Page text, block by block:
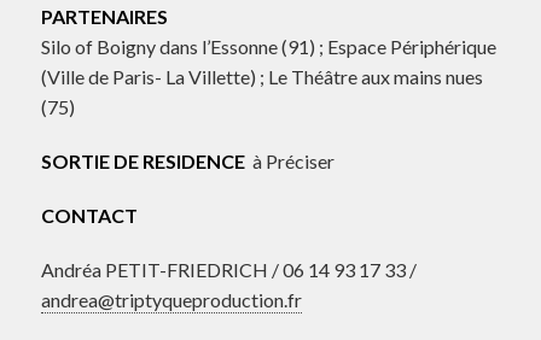
PARTENAIRES
Silo of Boigny dans l’Essonne (91) ; Espace Périphérique
(Ville de Paris- La Villette) ; Le Théâtre aux mains nues
(75)
SORTIE DE RESIDENCE à Préciser
CONTACT
Andréa PETIT-FRIEDRICH / 06 14 93 17 33 /
andrea@triptyqueproduction.fr